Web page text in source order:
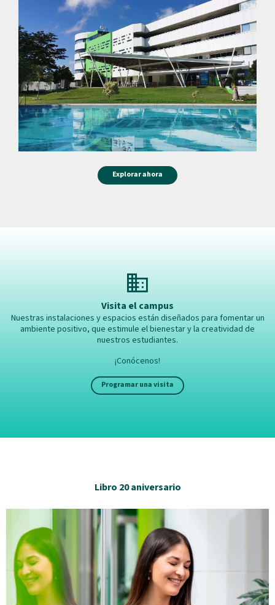
Explorar ahora
domain
Visita el campus
Nuestras instalaciones y espacios están diseñados para fomentar un
ambiente positivo, que estimule el bienestar y la creatividad de
nuestros estudiantes.
¡Conócenos!
Programar una visita
Libro 20 aniversario